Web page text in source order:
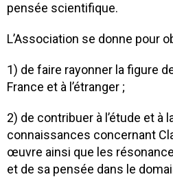
pensée scientifique.
L’Association se donne pour
1) de faire rayonner la figure
France et à l’étranger ;
2) de contribuer à l’étude et à
connaissances concernant
œuvre ainsi que les
et de sa pensée dans le